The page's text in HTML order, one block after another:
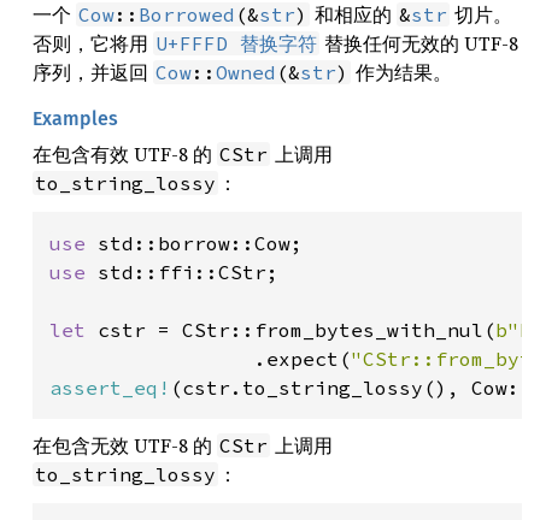
一个 Cow:: Borrowed (&str) 和相应的 &str 切片。
否则，它将用 U+FFFD 替换字符 替换任何无效的 UTF-8
序列，并返回 Cow:: Owned (&str) 作为结果。
Examples
在包含有效 UTF-8 的 CStr 上调用
to_string_lossy ：
use
use std::ffi::CStr;
let cstr = CStr::from_bytes_with_nul(
                 .expect(
assert_eq! (cstr.to_string_lossy(),
在包含无效 UTF-8 的 CStr 上调用
to_string_lossy ：